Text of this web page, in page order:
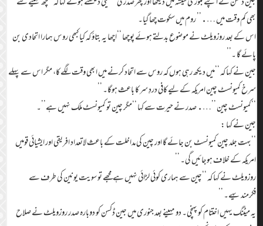
بھی کم وقت میں ….’’ روم میں سکوت چھا گیا۔
اس کے بعد روزویلٹ نے موضوع بدلتے ہوئے پوچھا ‘‘اچھا یہ بتاؤ کہ کیا کبھی روس ہمارا اتحادی بن
پائے گا ۔’’
جین نے کہا کہ ‘‘میں دیکھ رہی ہوں کہ روس سے اتحاد کرنے میں ابھی وقت لگے کا، مگر اس سے پہلے
سرخ کمیونسٹ چین امریکہ کے لیے کافی دردِ سر کا باعث ہوگا۔ ’’
‘‘کمیونسٹ چین ’’…. صدر نے حیرت سے کہا ‘‘مگر چین تو کمیونسٹ ملک نہیں ہے’’۔
جین نے کہا :
‘‘بہت جلد چین کمیونسٹ بن جائے گا اور چین کی مداخلت کے باعث لاتعداد افریقی اور ایشیائی قومیں
امریکہ کے خلاف ہوجائیں گی۔ ’’
روزویلٹ نے کہا کہ ‘‘چین سے ہماری کوئی لڑائی نہیں ہے مجھے تو سویت یونین کی طرف سے
فکرمندیہے۔ ’’
یہ میٹنگ یہیں اختتام کو پہنچی۔ دو مہینے بعد جنوری میں جین ڈکسن کو دوبارہ صدر روزویلٹ نے صلاح